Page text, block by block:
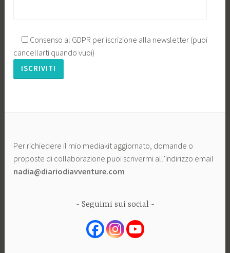
Consenso al GDPR per iscrizione alla newsletter (puoi
cancellarti quando vuoi)
Per richiedere il mio mediakit aggiornato, domande o
proposte di collaborazione puoi scrivermi all’indirizzo email
nadia@diariodiavventure.com
Seguimi sui social